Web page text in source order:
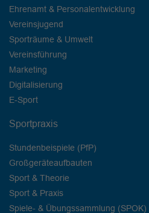
Ehrenamt & Personalentwicklung
Vereinsjugend
Sporträume & Umwelt
Vereinsführung
Marketing
Digitalisierung
E-Sport
Sportpraxis
Stundenbeispiele (PfP)
Großgeräteaufbauten
Sport & Theorie
Sport & Praxis
Spiele- & Übungssammlung (SPOK)